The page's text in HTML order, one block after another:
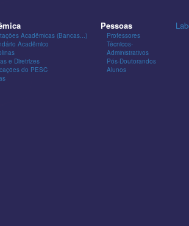
Acadêmicas (Bancas...)
Acadêmico
e Diretrizes
do PESC
Pessoas
Professores
Técnicos-
Administrativos
Pós-Doutorandos
Alunos